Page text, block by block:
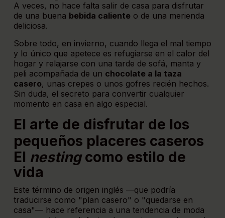
A veces, no hace falta salir de casa para disfrutar
de una buena bebida caliente o de una merienda
deliciosa.
Sobre todo, en invierno, cuando llega el mal tiempo
y lo único que apetece es refugiarse en el calor del
hogar y relajarse con una tarde de sofá, manta y
peli acompañada de un chocolate a la taza
casero, unas crepes o unos gofres recién hechos.
Sin duda, el secreto para convertir cualquier
momento en casa en algo especial.
El arte de disfrutar de los
pequeños placeres caseros
El nestingcomo estilo de
vida
Este término de origen inglés —que podría
traducirse como "plan casero" o "quedarse en
casa"— hace referencia a una tendencia de moda